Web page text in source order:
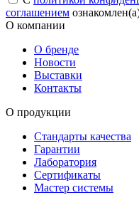
соглашением
О компании
О бренде
Новости
Выставки
Контакты
О продукции
Стандарты качества
Гарантии
Лаборатория
Сертификаты
Мастер системы